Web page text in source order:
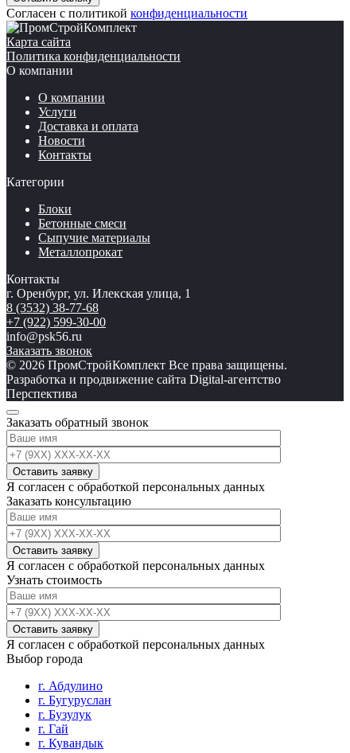
Согласен с политикой конфиденциальности
Карта сайта
Политика конфиденциальности
О компании
О компании
Услуги
Доставка и оплата
Новости
Контакты
Категории
Блоки
Бетонные смеси
Сыпучие материалы
Металлопрокат
Контакты
г. Оренбург, ул. Илекская улица, 1
8 (3532) 38-77-68
+7 (922) 599-30-00
info@psk56.ru
Заказать звонок
© 2026 ПромСтройКомплект Все права защищены.
Разработка и продвижение сайта Digital-агентство
Перспектива
Заказать обратный звонок
Я согласен с обработкой персональных данных
Заказать консультацию
Я согласен с обработкой персональных данных
Узнать стоимость
Я согласен с обработкой персональных данных
Выбор города
г. Абдулино
г. Бугуруслан
г. Бузулук
г. Гай
г. Кувандык